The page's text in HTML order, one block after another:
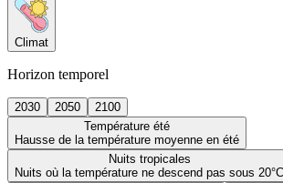
Climat
Horizon temporel
2030 2050
2100
Température été
Hausse de la température moyenne en été
Nuits tropicales
Nuits où la température ne descend pas sous 20°C